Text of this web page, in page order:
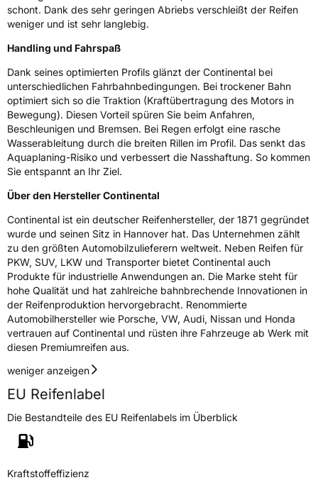
Allgemeine Produktsicherheit (GPSR)
HerstellerkontaktContinental Reifen Deutschland GmbH
Deutschland,
customerservice_tires@conti.de
schont. Dank des sehr geringen Abriebs verschleißt der Reifen
weniger und ist sehr langlebig.
Handling und Fahrspaß
Dank seines optimierten Profils glänzt der Continental bei
unterschiedlichen Fahrbahnbedingungen. Bei trockener Bahn
optimiert sich so die Traktion (Kraftübertragung des Motors in
Bewegung). Diesen Vorteil spüren Sie beim Anfahren,
Beschleunigen und Bremsen. Bei Regen erfolgt eine rasche
Wasserableitung durch die breiten Rillen im Profil. Das senkt das
Aquaplaning-Risiko und verbessert die Nasshaftung. So kommen
Sie entspannt an Ihr Ziel.
Über den Hersteller Continental
Continental ist ein deutscher Reifenhersteller, der 1871 gegründet
wurde und seinen Sitz in Hannover hat. Das Unternehmen zählt
zu den größten Automobilzulieferern weltweit. Neben Reifen für
PKW, SUV, LKW und Transporter bietet Continental auch
Produkte für industrielle Anwendungen an. Die Marke steht für
hohe Qualität und hat zahlreiche bahnbrechende Innovationen in
der Reifenproduktion hervorgebracht. Renommierte
Automobilhersteller wie Porsche, VW, Audi, Nissan und Honda
vertrauen auf Continental und rüsten ihre Fahrzeuge ab Werk mit
diesen Premiumreifen aus.
weniger anzeigen
EU Reifenlabel
Die Bestandteile des EU Reifenlabels im Überblick
Kraftstoffeffizienz